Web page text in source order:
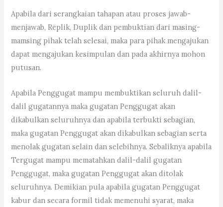
Apabila dari serangkaian tahapan atau proses jawab-
menjawab, Replik, Duplik dan pembuktian dari masing-
mamsing pihak telah selesai, maka para pihak mengajukan
dapat mengajukan kesimpulan dan pada akhirnya mohon
putusan.
Apabila Penggugat mampu membuktikan seluruh dalil-
dalil gugatannya maka gugatan Penggugat akan
dikabulkan seluruhnya dan apabila terbukti sebagian,
maka gugatan Penggugat akan dikabulkan sebagian serta
menolak gugatan selain dan selebihnya. Sebaliknya apabila
Tergugat mampu mematahkan dalil-dalil gugatan
Penggugat, maka gugatan Penggugat akan ditolak
seluruhnya. Demikian pula apabila gugatan Penggugat
kabur dan secara formil tidak memenuhi syarat, maka